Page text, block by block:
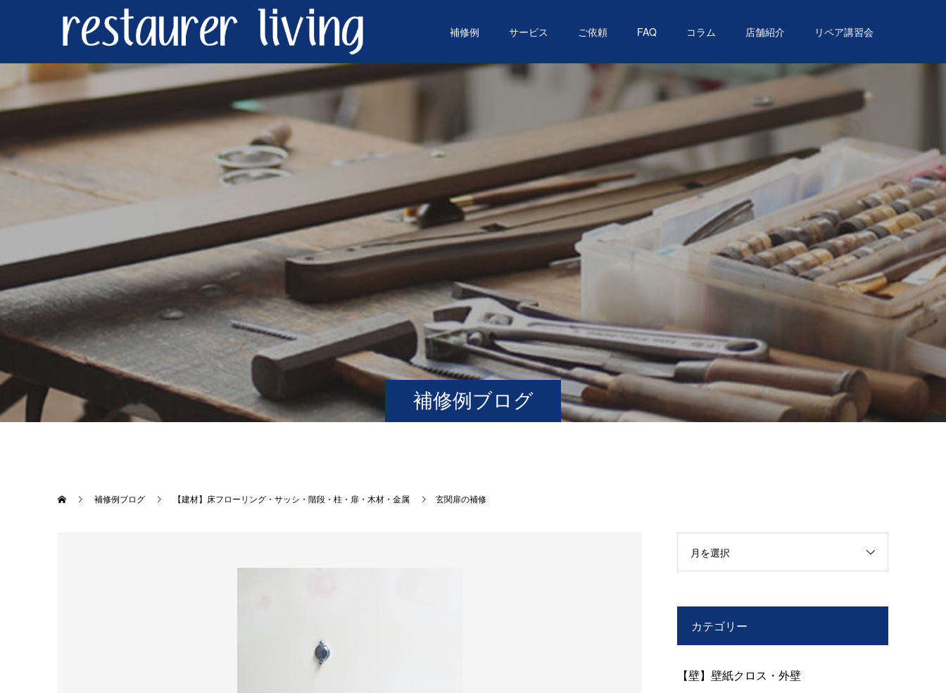
補修例 サービス ご依頼 FAQ コラム 店舗紹介 リペア講習会
補修例ブログ
補修例ブログ 【建材】床フローリング・サッシ・階段・柱・扉・木材・金属 玄関扉の補修
月を選択
カテゴリー
【壁】壁紙クロス・外壁